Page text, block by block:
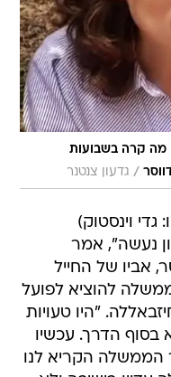
מה קרה בשבועות
/ גדעון צנטנר
גדי וינסטוק)
נעשה", אמר
אביו של החייל
להוציא לפועל
"היו טעויות
בסוף הדרך. עכשיו
הממשלה הקריא לנו